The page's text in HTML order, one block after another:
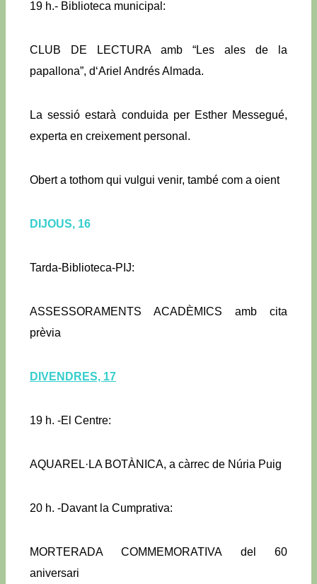
19 h.- Biblioteca municipal:
CLUB DE LECTURA amb “Les ales de la
papallona”, d‘Ariel Andrés Almada.
La sessió estarà conduida per Esther Messegué,
experta en creixement personal.
Obert a tothom qui vulgui venir, també com a oient
DIJOUS, 16
Tarda-Biblioteca-PIJ:
ASSESSORAMENTS ACADÈMICS amb cita
prèvia
DIVENDRES, 17
19 h. -El Centre:
AQUAREL·LA BOTÀNICA, a càrrec de Núria Puig
20 h. -Davant la Cumprativa:
MORTERADA COMMEMORATIVA del 60
aniversari